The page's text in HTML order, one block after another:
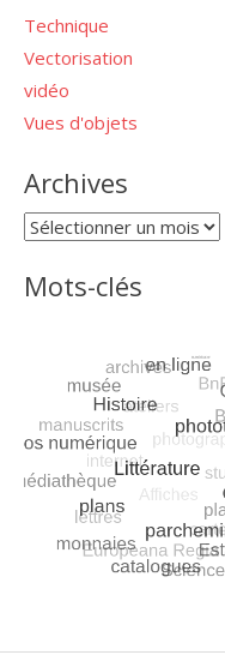
Technique
Vectorisation
vidéo
Vues d'objets
Archives
Archives
Mots-clés